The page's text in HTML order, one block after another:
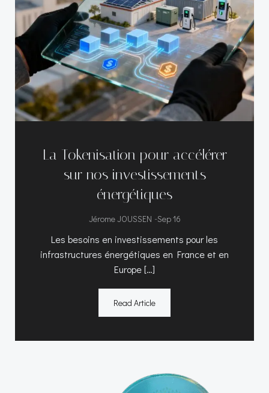
La Tokenisation pour accélérer
sur nos investissements
énergétiques
Jérome JOUSSEN -Sep 16
Les besoins en investissements pour les
infrastructures énergétiques en France et en
Europe […]
Read Article